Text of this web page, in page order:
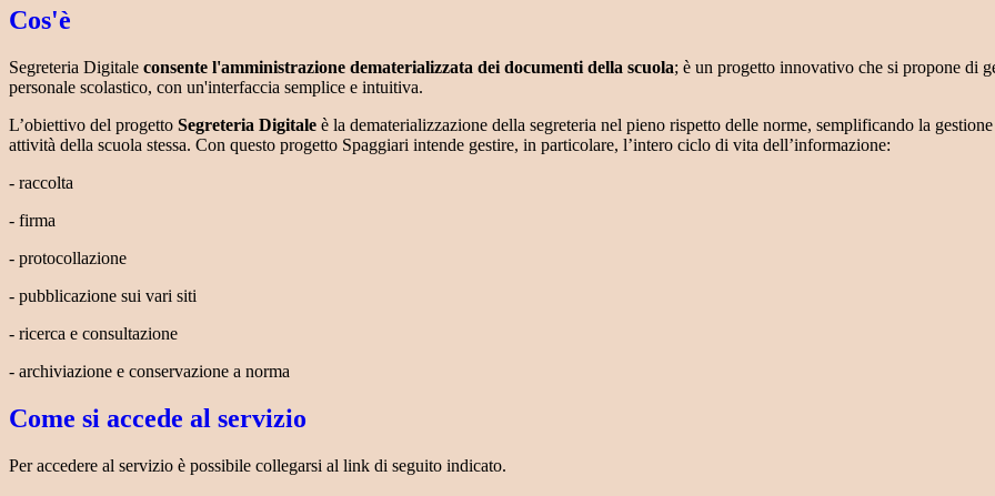
Cos'è
Segreteria Digitale consente l'amministrazione dematerializzata dei documenti della scuola; è un progetto innovativo che si propone di
personale scolastico, con un'interfaccia semplice e intuitiva.
L’obiettivo del progetto Segreteria Digitale è la dematerializzazione della segreteria nel pieno rispetto delle norme, semplificando la
attività della scuola stessa. Con questo progetto Spaggiari intende gestire, in particolare, l’intero ciclo di vita dell’informazione:
- raccolta
- firma
- protocollazione
- pubblicazione sui vari siti
- ricerca e consultazione
- archiviazione e conservazione a norma
Come si accede al servizio
Per accedere al servizio è possibile collegarsi al link di seguito indicato.